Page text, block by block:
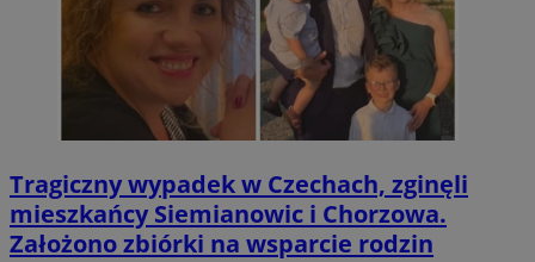
Tragiczny wypadek w Czechach, zginęli
mieszkańcy Siemianowic i Chorzowa.
Założono zbiórki na wsparcie rodzin